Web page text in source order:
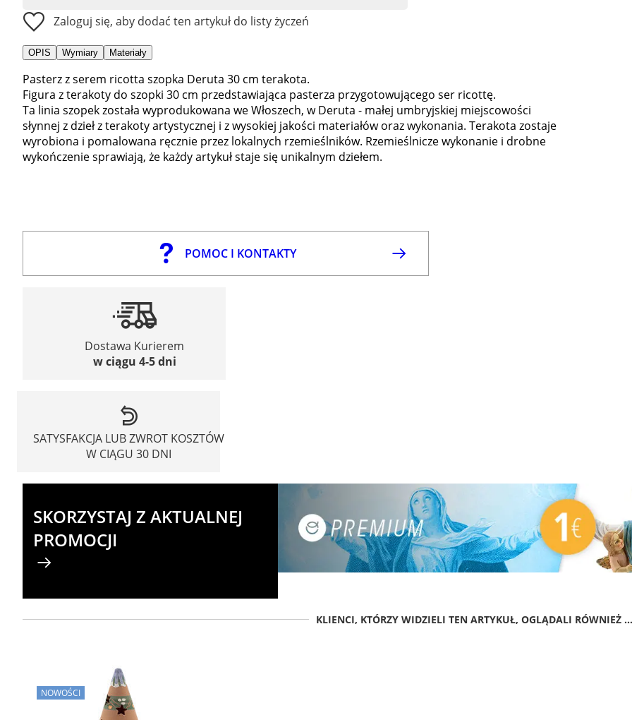
Zaloguj się, aby dodać ten artykuł do listy życzeń
OPIS Wymiary Materiały
Pasterz z serem ricotta szopka Deruta 30 cm terakota.
Figura z terakoty do szopki 30 cm przedstawiająca pasterza przygotowującego ser ricottę.
Ta linia szopek została wyprodukowana we Włoszech, w Deruta - małej umbryjskiej miejscowości
słynnej z dzieł z terakoty artystycznej i z wysokiej jakości materiałów oraz wykonania. Terakota zostaje
wyrobiona i pomalowana ręcznie przez lokalnych rzemieślników. Rzemieślnicze wykonanie i drobne
wykończenie sprawiają, że każdy artykuł staje się unikalnym dziełem.
POMOC I KONTAKTY
Dostawa Kurierem
w ciągu 4-5 dni
SATYSFAKCJA LUB ZWROT KOSZTÓW
W CIĄGU 30 DNI
SKORZYSTAJ Z AKTUALNEJ
PROMOCJI
KLIENCI, KTÓRZY WIDZIELI TEN ARTYKUŁ, OGLĄDALI RÓWNIEŻ ...
NOWOŚCI